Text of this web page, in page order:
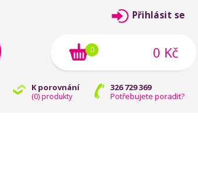
K porovnání
(0) produkty
326 729 369
Potřebujete poradit?
Přihlásit se
0 Kč
0